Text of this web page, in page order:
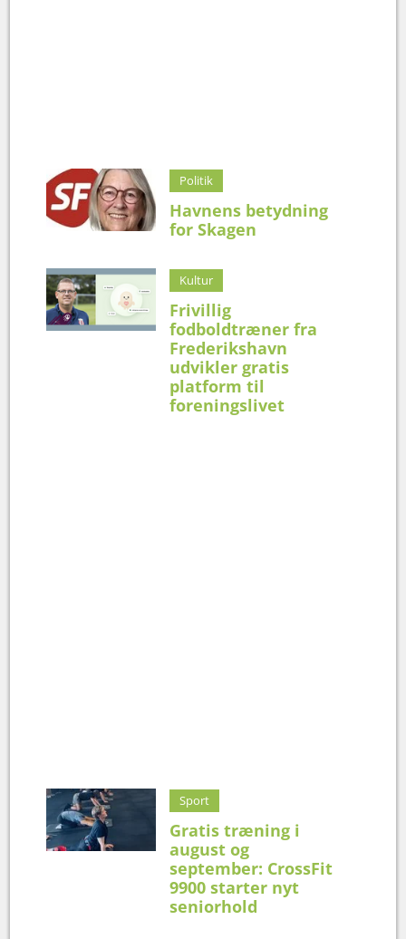
Politik
Havnens betydning
for Skagen
Kultur
Frivillig
fodboldtræner fra
Frederikshavn
udvikler gratis
platform til
foreningslivet
Sport
Gratis træning i
august og
september: CrossFit
9900 starter nyt
seniorhold